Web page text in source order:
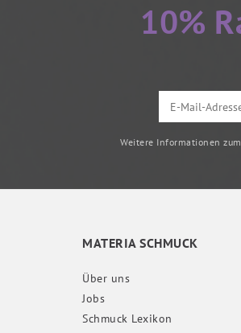
10%
Weitere Informationen zum
MATERIA SCHMUCK
Über uns
Jobs
Schmuck Lexikon